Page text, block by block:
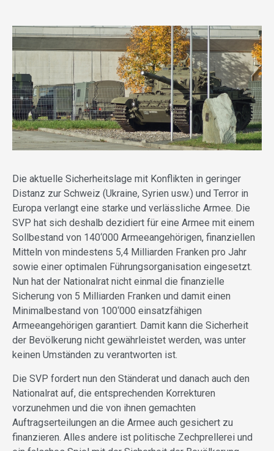
Die aktuelle Sicherheitslage mit Konflikten in geringer
Distanz zur Schweiz (Ukraine, Syrien usw.) und Terror in
Europa verlangt eine starke und verlässliche Armee. Die
SVP hat sich deshalb dezidiert für eine Armee mit einem
Sollbestand von 140‘000 Armeeangehörigen, finanziellen
Mitteln von mindestens 5,4 Milliarden Franken pro Jahr
sowie einer optimalen Führungsorganisation eingesetzt.
Nun hat der Nationalrat nicht einmal die finanzielle
Sicherung von 5 Milliarden Franken und damit einen
Minimalbestand von 100‘000 einsatzfähigen
Armeeangehörigen garantiert. Damit kann die Sicherheit
der Bevölkerung nicht gewährleistet werden, was unter
keinen Umständen zu verantworten ist.
Die SVP fordert nun den Ständerat und danach auch den
Nationalrat auf, die entsprechenden Korrekturen
vorzunehmen und die von ihnen gemachten
Auftragserteilungen an die Armee auch gesichert zu
finanzieren. Alles andere ist politische Zechprellerei und